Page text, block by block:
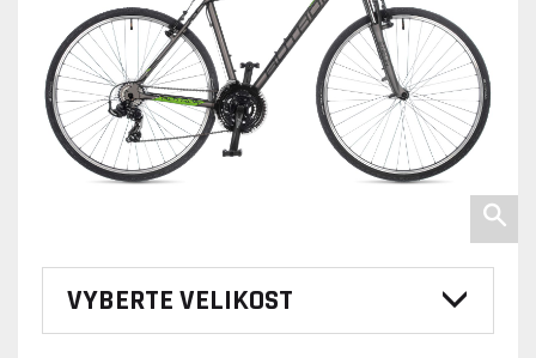
VYBERTE VELIKOST